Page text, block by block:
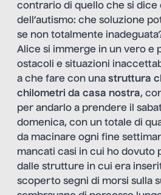
contrario di quello che si dice
dell’autismo: che soluzione
se non totalmente
Alice si immerge in un vero e
ostacoli e situazioni
a che fare con una struttura
chilometri da casa nostra,
per andarlo a prendere il
domenica, con un totale di
da macinare ogni fine
mancati casi in cui ho dovuto
dalle strutture in cui era
scoperto segni di morsi sulla